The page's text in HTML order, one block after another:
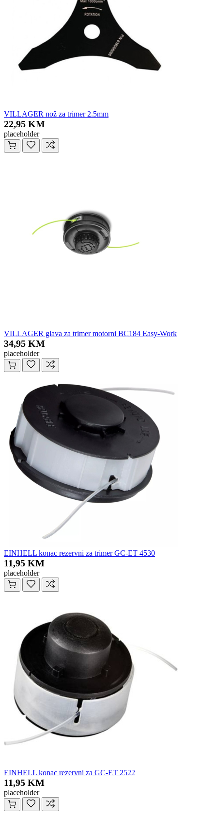
VILLAGER nož za trimer 2.5mm
22,95 KM
placeholder
VILLAGER glava za trimer motorni BC184 Easy-Work
34,95 KM
placeholder
EINHELL konac rezervni za trimer GC-ET 4530
11,95 KM
placeholder
EINHELL konac rezervni za GC-ET 2522
11,95 KM
placeholder